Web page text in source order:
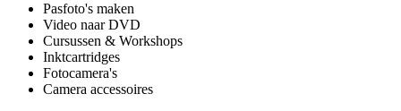
Pasfoto's maken
Video naar DVD
Cursussen & Workshops
Inktcartridges
Fotocamera's
Camera accessoires